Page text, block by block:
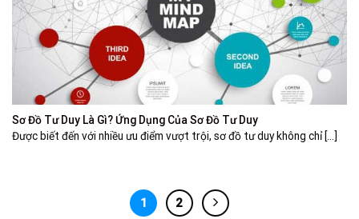
Sơ Đồ Tư Duy Là Gì? Ứng Dụng Của Sơ Đồ Tư Duy
Được biết đến với nhiều ưu điểm vượt trội, sơ đồ tư duy không chỉ [...]
1 2